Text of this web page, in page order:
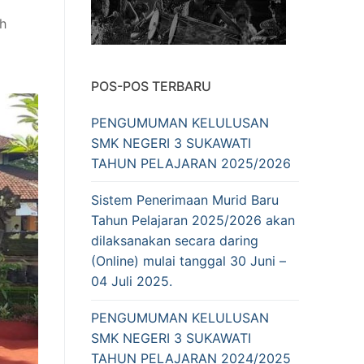
POS-POS TERBARU
PENGUMUMAN KELULUSAN
SMK NEGERI 3 SUKAWATI
TAHUN PELAJARAN 2025/2026
Sistem Penerimaan Murid Baru
Tahun Pelajaran 2025/2026 akan
dilaksanakan secara daring
(Online) mulai tanggal 30 Juni –
04 Juli 2025.
PENGUMUMAN KELULUSAN
SMK NEGERI 3 SUKAWATI
TAHUN PELAJARAN 2024/2025